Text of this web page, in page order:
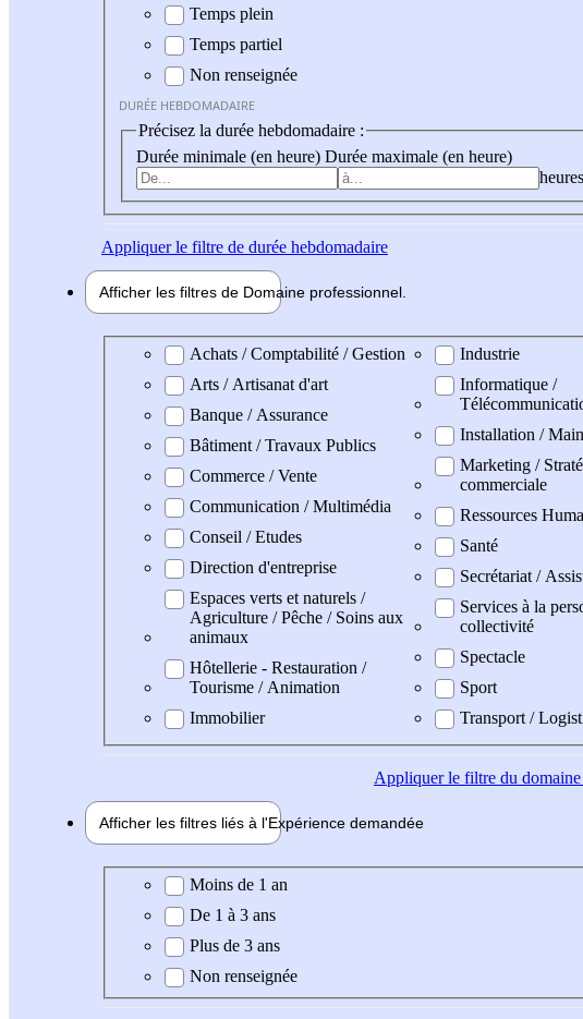
Durée hebdomadaire
Temps plein
Temps partiel
Non renseignée
DURÉE HEBDOMADAIRE
Précisez la durée hebdomadaire :
Durée minimale (en heure) Durée maximale (en heure)
heures
Appliquerle filtre de durée hebdomadaire
Afficher les filtres de Domaine professionnel
Domaine professionel
Achats / Comptabilité / Gestion
Arts / Artisanat d'art
Banque / Assurance
Bâtiment / Travaux Publics
Commerce / Vente
Communication / Multimédia
Conseil / Etudes
Direction d'entreprise
Espaces verts et naturels /
Agriculture / Pêche / Soins aux
animaux
Hôtellerie - Restauration /
Tourisme / Animation
Immobilier
Industrie
Informatique /
Installation /
Marketing /
commerciale
Ressources
Santé
Secrétariat /
Services à la
collectivité
Spectacle
Sport
Transport /
Appliquerle filtre du domaine
Afficher les filtres liés à l'Expérience demandée
Expérience demandée
Moins de 1 an
De 1 à 3 ans
Plus de 3 ans
Non renseignée